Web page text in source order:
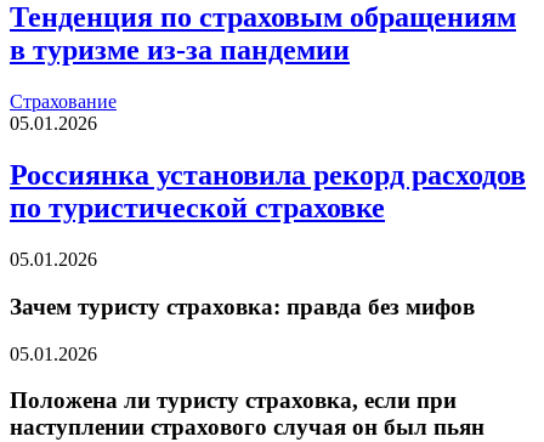
Тенденция по страховым обращениям
в туризме из-за пандемии
Страхование
05.01.2026
Россиянка установила рекорд расходов
по туристической страховке
05.01.2026
Зачем туристу страховка: правда без мифов
05.01.2026
Положена ли туристу страховка, если при
наступлении страхового случая он был пьян